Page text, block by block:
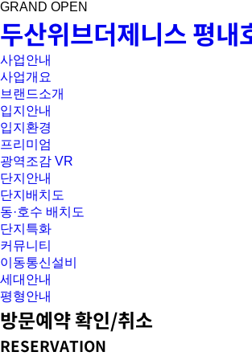
GRAND OPEN
두산위브더제니스 평
사업안내
사업개요
브랜드소개
입지안내
입지환경
프리미엄
광역조감 VR
단지안내
단지배치도
동·호수 배치도
단지특화
커뮤니티
이동통신설비
세대안내
평형안내
방문예약 확인/취소
RESERVATION